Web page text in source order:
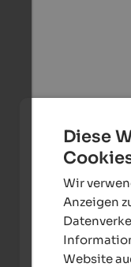
Diese
Wir
Anzeigen
Website